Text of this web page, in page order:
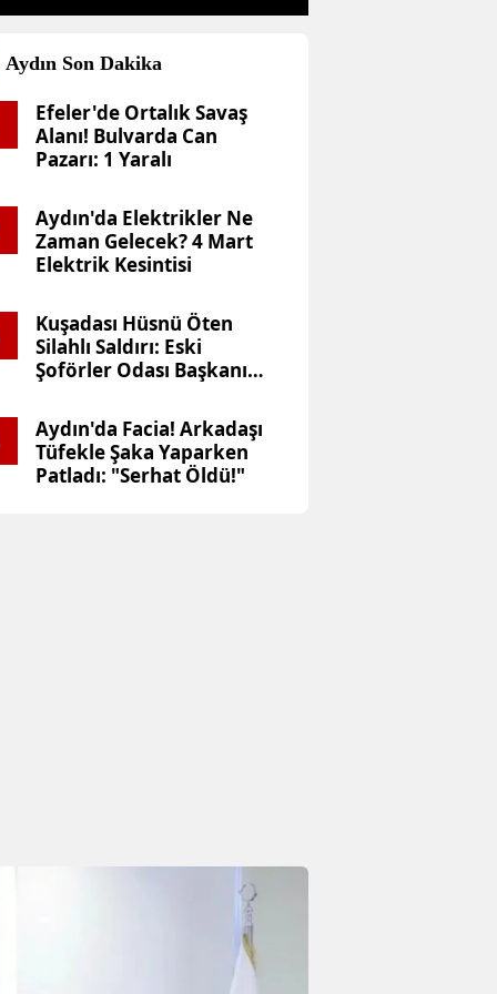
Sürpriz Ziyaret:
Servisi’nde Neler
Aydın Son Dakika
Efeler'de Ortalık Savaş
Alanı! Bulvarda Can
Pazarı: 1 Yaralı
Aydın'da Elektrikler Ne
Zaman Gelecek? 4 Mart
Elektrik Kesintisi
Kuşadası Hüsnü Öten
Silahlı Saldırı: Eski
Şoförler Odası Başkanı
Aydın'da Facia! Arkadaşı
Tüfekle Şaka Yaparken
Patladı: "Serhat Öldü!"